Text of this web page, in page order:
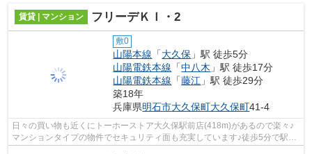
賃貸 | マンション フリーデＫＩ・2
敷0
山陽本線 「大久保 」駅 徒歩5分
山陽電鉄本線 「中八木 」駅 徒歩17分
山陽電鉄本線 「藤江 」駅 徒歩29分
築18年
兵庫県明石市大久保町大久保町41-4
日々の買い物も近くにトーホーストア大久保駅前店(418m)があるので楽々♪
マンションタイプの物件でセキュリティ面も充実しています♪徒歩5分で駅に